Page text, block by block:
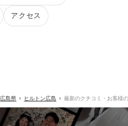
アクセス
広島県 ヒルトン広島 最新のクチコミ・お客様